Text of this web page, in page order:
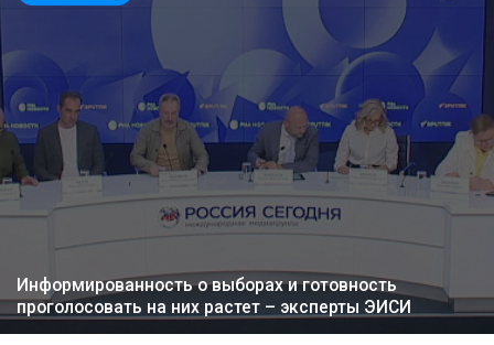
Информированность о выборах и готовность
проголосовать на них растет – эксперты ЭИСИ